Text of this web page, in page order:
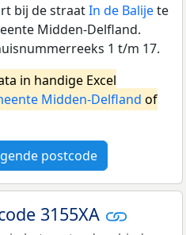
bij de straatIn de Balijete
Midden-Delfland.
1 t/m 17.
in handige Excel
Midden-Delfland of
postcode
3155XA